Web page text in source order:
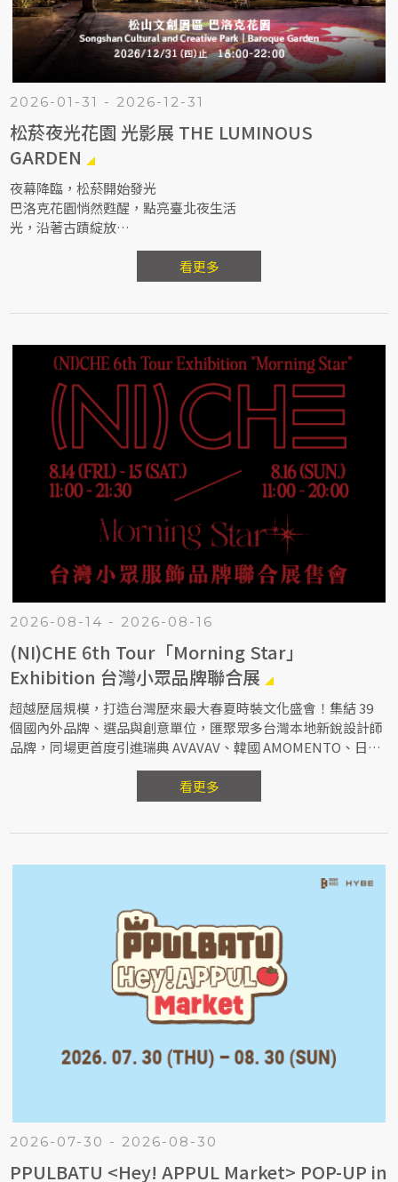
2026-01-31 - 2026-12-31
松菸夜光花園 光影展 THE LUMINOUS
GARDEN
夜幕降臨，松菸開始發光
巴洛克花園悄然甦醒，點亮臺北夜生活
光，沿著古蹟綻放
走著走著，就被夜色療癒了！看更多
2026-08-14 - 2026-08-16
(NI)CHE 6th Tour「Morning Star」
Exhibition 台灣小眾品牌聯合展
超越歷屆規模，打造台灣歷來最大春夏時裝文化盛會！集結 39
個國內外品牌、選品與創意單位，匯聚眾多台灣本地新銳設計師
品牌，同場更首度引進瑞典 AVAVAV、韓國 AMOMENTO、日本
JIAN YE 等海外品牌，涵蓋時裝、配件、生活設計與藝術出版，
並有全球獨賣限定商品、DJ 現場演出，邀您一同感受多元創作
看更多
2026-07-30 - 2026-08-30
PPULBATU <Hey! APPUL Market> POP-UP in